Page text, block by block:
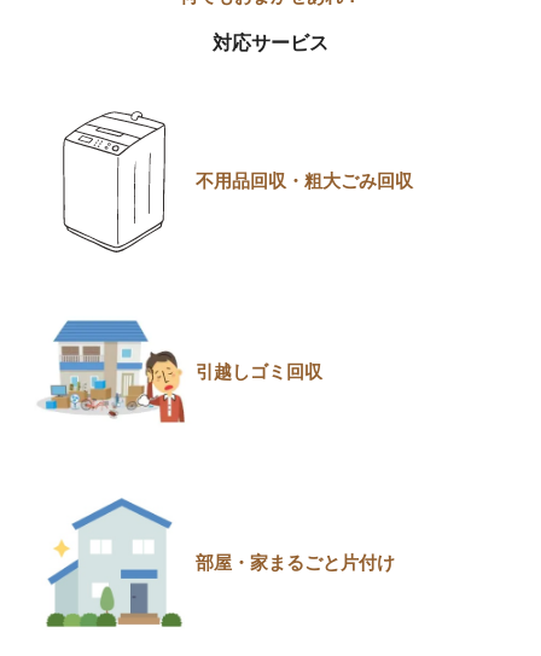
対応サービス
不用品回収・粗大ごみ回収
引越しゴミ回収
部屋・家まるごと片付け